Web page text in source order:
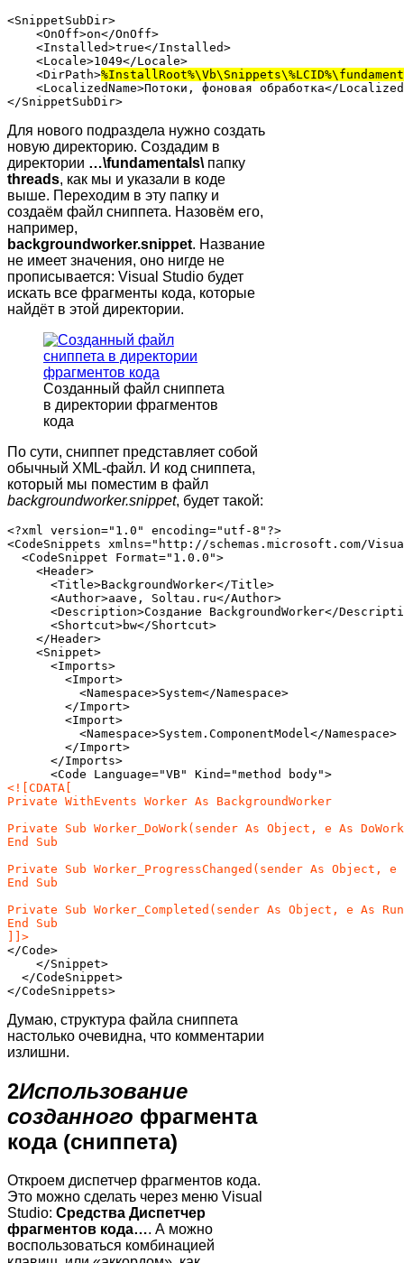
<SnippetSubDir>
    <OnOff>on</OnOff>
    <Installed>true</Installed>
    <Locale>1049</Locale>
    <DirPath>
<LocalizedName>Потоки, фоновая обработка</
Для нового подраздела нужно создать
новую директорию. Создадим в
директории …\fundamentals\ папку
threads, как мы и указали в коде
выше. Переходим в эту папку и
создаём файл сниппета. Назовём его,
например,
backgroundworker.snippet. Название
не имеет значения, оно нигде не
прописывается: Visual Studio будет
искать все фрагменты кода, которые
найдёт в этой директории.
Созданный файл сниппета
в директории фрагментов
кода
По сути, сниппет представляет собой
обычный XML-файл. И код сниппета,
который мы поместим в файл
backgroundworker.snippet, будет такой:
<?xml version="1.0" encoding="utf-8"?>
<CodeSnippets xmlns="http://schemas.microsoft.com/
  <CodeSnippet Format="1.0.0">
    <Header>
      <Title>BackgroundWorker</Title>
      <Author>aave, Soltau.ru</Author>
<Description>Создание BackgroundWorker</
      <Shortcut>bw</Shortcut>
    </Header>
    <Snippet>
      <Imports>
        <Import>
          <Namespace>System</Namespace>
        </Import>
        <Import>
          <Namespace>System.ComponentModel</Namespace>
        </Import>
      </Imports>
      <Code Language="VB" Kind="method body">
<![CDATA[
Private WithEvents Worker As BackgroundWorker
Private Sub Worker_DoWork(sender As Object, e As
End Sub
Private Sub Worker_ProgressChanged(sender As Object, e
End Sub
Private Sub Worker_Completed(sender As Object, e As
End Sub
]]>
</Code>
    </Snippet>
  </CodeSnippet>
Думаю, структура файла сниппета
настолько очевидна, что комментарии
излишни.
2Использование
созданного фрагмента
кода (сниппета)
Откроем диспетчер фрагментов кода.
Это можно сделать через меню Visual
Studio: Средства Диспетчер
фрагментов кода…. А можно
воспользоваться комбинацией